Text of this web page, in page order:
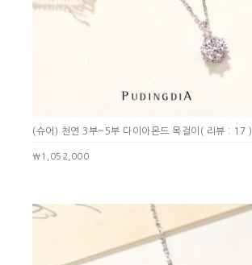
(슈어) 천연 3부~5부 다이아몬드 목걸이 ( 리뷰 : 17 )
￦1,052,000